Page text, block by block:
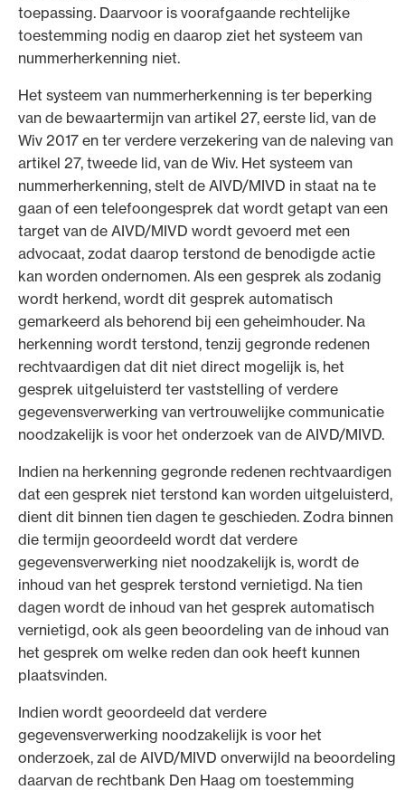
toepassing. Daarvoor is voorafgaande rechtelijke
toestemming nodig en daarop ziet het systeem van
nummerherkenning niet.
Het systeem van nummerherkenning is ter beperking
van de bewaartermijn van artikel 27, eerste lid, van de
Wiv 2017 en ter verdere verzekering van de naleving van
artikel 27, tweede lid, van de Wiv. Het systeem van
nummerherkenning, stelt de AIVD/MIVD in staat na te
gaan of een telefoongesprek dat wordt getapt van een
target van de AIVD/MIVD wordt gevoerd met een
advocaat, zodat daarop terstond de benodigde actie
kan worden ondernomen. Als een gesprek als zodanig
wordt herkend, wordt dit gesprek automatisch
gemarkeerd als behorend bij een geheimhouder. Na
herkenning wordt terstond, tenzij gegronde redenen
rechtvaardigen dat dit niet direct mogelijk is, het
gesprek uitgeluisterd ter vaststelling of verdere
gegevensverwerking van vertrouwelijke communicatie
noodzakelijk is voor het onderzoek van de AIVD/MIVD.
Indien na herkenning gegronde redenen rechtvaardigen
dat een gesprek niet terstond kan worden uitgeluisterd,
dient dit binnen tien dagen te geschieden. Zodra binnen
die termijn geoordeeld wordt dat verdere
gegevensverwerking niet noodzakelijk is, wordt de
inhoud van het gesprek terstond vernietigd. Na tien
dagen wordt de inhoud van het gesprek automatisch
vernietigd, ook als geen beoordeling van de inhoud van
het gesprek om welke reden dan ook heeft kunnen
plaatsvinden.
Indien wordt geoordeeld dat verdere
gegevensverwerking noodzakelijk is voor het
onderzoek, zal de AIVD/MIVD onverwijld na beoordeling
daarvan de rechtbank Den Haag om toestemming